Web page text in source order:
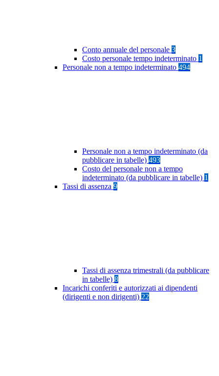
Conto annuale del personale 3
Costo personale tempo indeterminato 1
Personale non a tempo indeterminato 494
Personale non a tempo indeterminato (da
pubblicare in tabelle) 493
Costo del personale non a tempo
indeterminato (da pubblicare in tabelle) 1
Tassi di assenza 9
Tassi di assenza trimestrali (da pubblicare
in tabelle) 8
Incarichi conferiti e autorizzati ai dipendenti
(dirigenti e non dirigenti) 22